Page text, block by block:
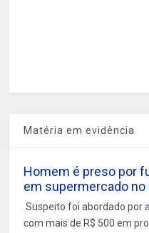
Matéria em evidência
Homem é preso por
em supermercado no
Suspeito foi abordado por
com mais de R$ 500 em